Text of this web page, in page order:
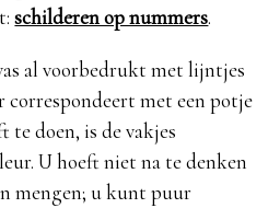
schilderen op nummers.
al voorbedrukt met lijntjes
correspondeert met een potje
te doen, is de vakjes
U hoeft niet na te denken
mengen; u kunt puur